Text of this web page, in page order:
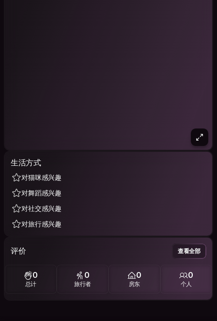
生活方式
对猫咪感兴趣
对舞蹈感兴趣
对社交感兴趣
对旅行感兴趣
评价 查看全部
0
总计
0
旅行者
0
房东
0
个人